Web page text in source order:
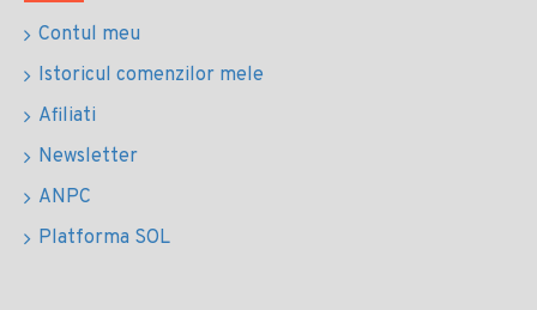
Contul meu
Istoricul comenzilor mele
Afiliati
Newsletter
ANPC
Platforma SOL